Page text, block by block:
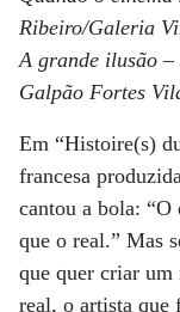
Ribeiro/Galeria
A grande ilusão
Galpão Fortes
Em “Histoire(s)
francesa
cantou a bola: “O
que o real.” Mas
que quer criar um
real, o artista que